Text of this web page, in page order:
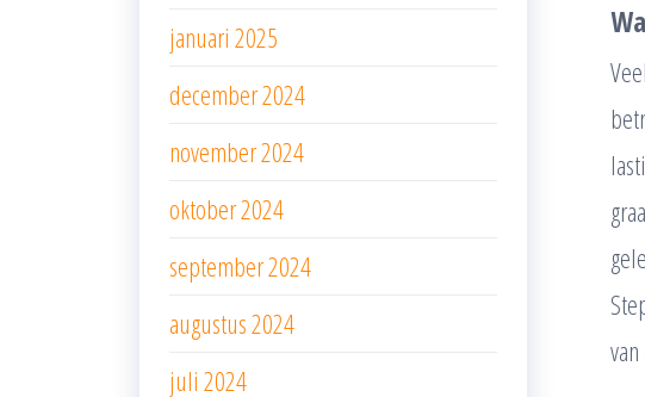
januari 2025
december 2024
november 2024
oktober 2024
september 2024
augustus 2024
juli 2024